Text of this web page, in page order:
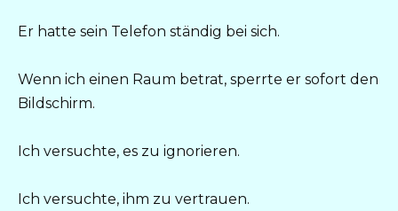
Er hatte sein Telefon ständig bei sich.
Wenn ich einen Raum betrat, sperrte er sofort den
Bildschirm.
Ich versuchte, es zu ignorieren.
Ich versuchte, ihm zu vertrauen.